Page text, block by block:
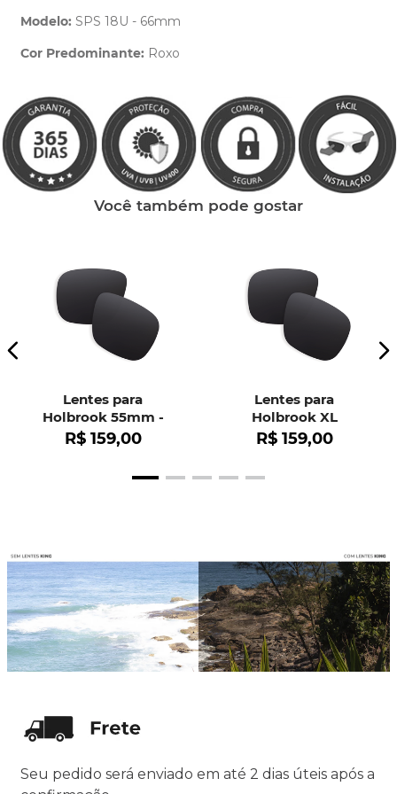
Modelo: SPS 18U - 66mm
Cor Predominante: Roxo
Você também pode gostar
Lentes para
Holbrook 55mm -
OO9102
R$ 159,00
Lentes para
Holbrook XL
R$ 159,00
Seu pedido será enviado em até 2 dias úteis após a